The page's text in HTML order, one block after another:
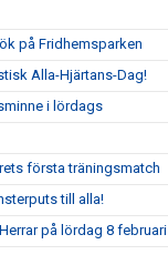
på Fridhemsparken
Alla-Hjärtans-Dag!
i lördags
första träningsmatch
till alla!
på lördag 8 februari